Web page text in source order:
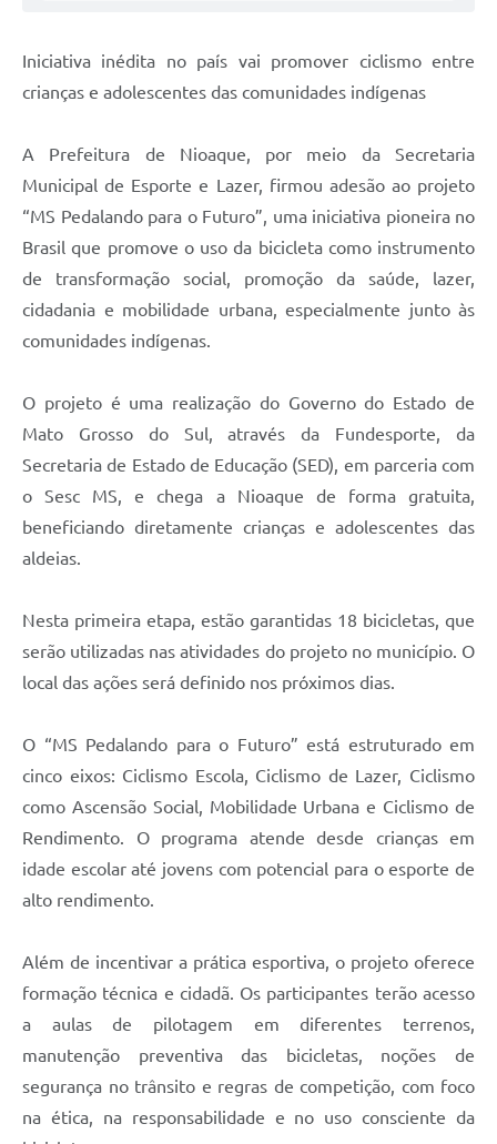
Iniciativa inédita no país vai promover ciclismo entre
crianças e adolescentes das comunidades indígenas
A Prefeitura de Nioaque, por meio da Secretaria
Municipal de Esporte e Lazer, firmou adesão ao projeto
“MS Pedalando para o Futuro”, uma iniciativa pioneira no
Brasil que promove o uso da bicicleta como instrumento
de transformação social, promoção da saúde, lazer,
cidadania e mobilidade urbana, especialmente junto às
comunidades indígenas.
O projeto é uma realização do Governo do Estado de
Mato Grosso do Sul, através da Fundesporte, da
Secretaria de Estado de Educação (SED), em parceria com
o Sesc MS, e chega a Nioaque de forma gratuita,
beneficiando diretamente crianças e adolescentes das
aldeias.
Nesta primeira etapa, estão garantidas 18 bicicletas, que
serão utilizadas nas atividades do projeto no município. O
local das ações será definido nos próximos dias.
O “MS Pedalando para o Futuro” está estruturado em
cinco eixos: Ciclismo Escola, Ciclismo de Lazer, Ciclismo
como Ascensão Social, Mobilidade Urbana e Ciclismo de
Rendimento. O programa atende desde crianças em
idade escolar até jovens com potencial para o esporte de
alto rendimento.
Além de incentivar a prática esportiva, o projeto oferece
formação técnica e cidadã. Os participantes terão acesso
a aulas de pilotagem em diferentes terrenos,
manutenção preventiva das bicicletas, noções de
segurança no trânsito e regras de competição, com foco
na ética, na responsabilidade e no uso consciente da